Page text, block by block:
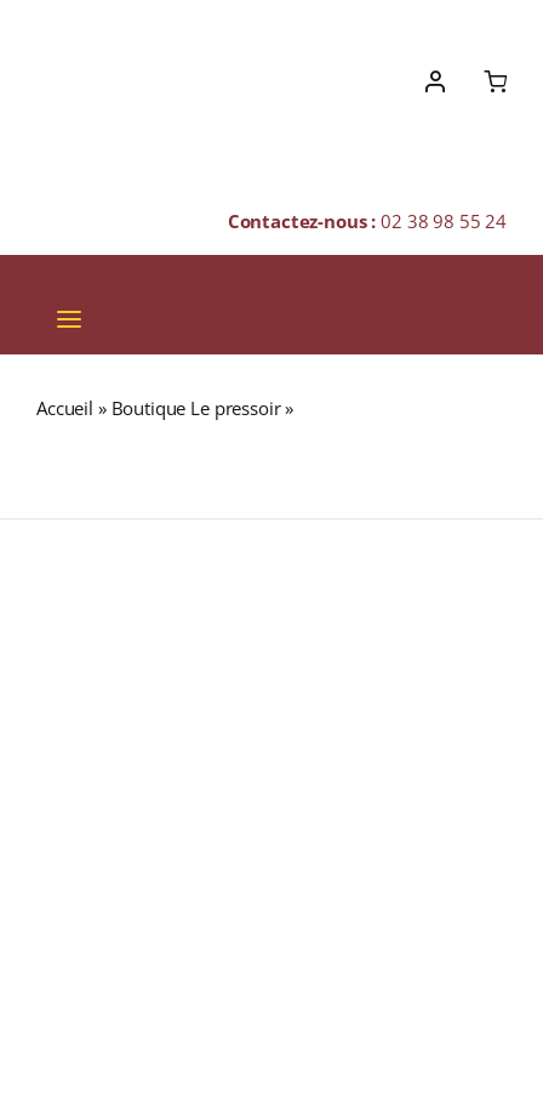
Contactez-nous :02 38 98 55 24
Toggle
Navigation
Accueil » Boutique Le pressoir»